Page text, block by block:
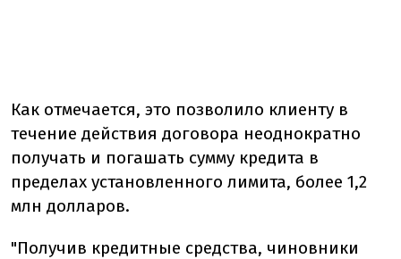
Как отмечается, это позволило клиенту в
течение действия договора неоднократно
получать и погашать сумму кредита в
пределах установленного лимита, более 1,2
млн долларов.
"Получив кредитные средства, чиновники